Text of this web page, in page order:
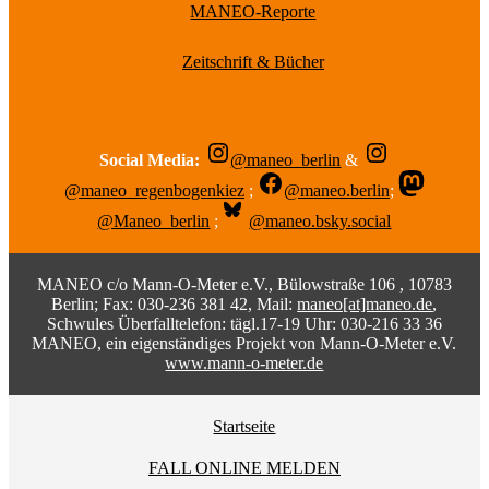
MANEO-Reporte
Zeitschrift & Bücher
Social Media: @maneo_berlin &
@maneo_regenbogenkiez ; @maneo.berlin;
@Maneo_berlin ; @maneo.bsky.social
MANEO c/o Mann-O-Meter e.V., Bülowstraße 106 , 10783
Berlin; Fax: 030-236 381 42, Mail:maneo[at]maneo.de,
Schwules Überfalltelefon: tägl.17-19 Uhr: 030-216 33 36
MANEO, ein eigenständiges Projekt von Mann-O-Meter e.V.
www.mann-o-meter.de
Startseite
FALL ONLINE MELDEN